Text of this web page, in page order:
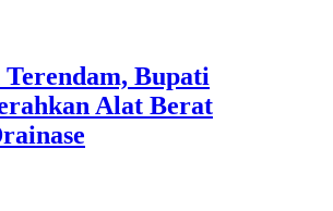
Terendam, Bupati
Alat Berat